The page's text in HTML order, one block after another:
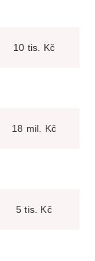
10 tis. Kč
18 mil. Kč
5 tis. Kč